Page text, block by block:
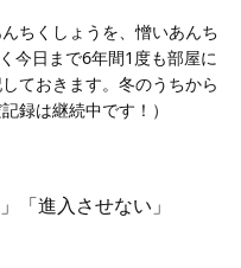
ちくしょうを、憎いあんち
今日まで6年間1度も部屋に
ておきます。冬のうちから
録は継続中です！）
「進入させない」